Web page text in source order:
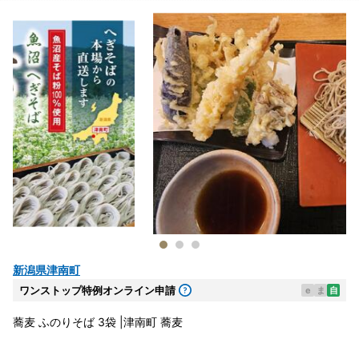
新潟県津南町
ワンストップ特例オンライン申請 e ま 自
蕎麦 ふのりそば 3袋 |津南町 蕎麦